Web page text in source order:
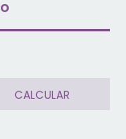
CALCULAR